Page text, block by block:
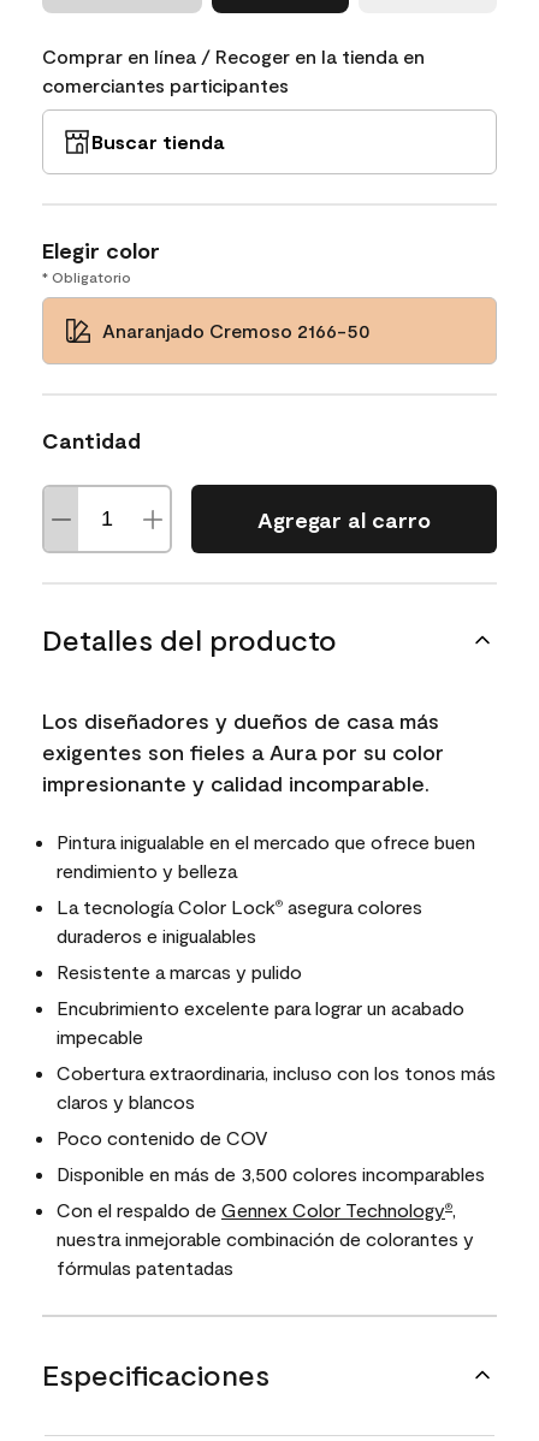
Comprar en línea / Recoger en la tienda en
comerciantes participantes
Buscar tienda
Elegir color
* Obligatorio
Anaranjado Cremoso 2166-50
Cantidad
Agregar al carro
Detalles del producto
Los diseñadores y dueños de casa más
exigentes son fieles a Aura por su color
impresionante y calidad incomparable.
Pintura inigualable en el mercado que ofrece buen
rendimiento y belleza
La tecnología Color Lock® asegura colores
duraderos e inigualables
Resistente a marcas y pulido
Encubrimiento excelente para lograr un acabado
impecable
Cobertura extraordinaria, incluso con los tonos más
claros y blancos
Poco contenido de COV
Disponible en más de 3,500 colores incomparables
Con el respaldo de Gennex Color Technology®,
nuestra inmejorable combinación de colorantes y
fórmulas patentadas
Especificaciones